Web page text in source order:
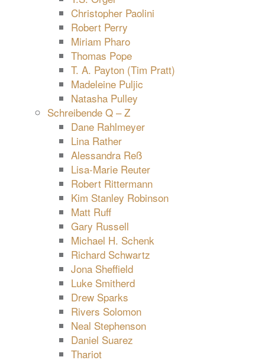
Christopher Paolini
Robert Perry
Miriam Pharo
Thomas Pope
T. A. Payton (Tim Pratt)
Madeleine Puljic
Natasha Pulley
Schreibende Q – Z
Dane Rahlmeyer
Lina Rather
Alessandra Reß
Lisa-Marie Reuter
Robert Rittermann
Kim Stanley Robinson
Matt Ruff
Gary Russell
Michael H. Schenk
Richard Schwartz
Jona Sheffield
Luke Smitherd
Drew Sparks
Rivers Solomon
Neal Stephenson
Daniel Suarez
Thariot